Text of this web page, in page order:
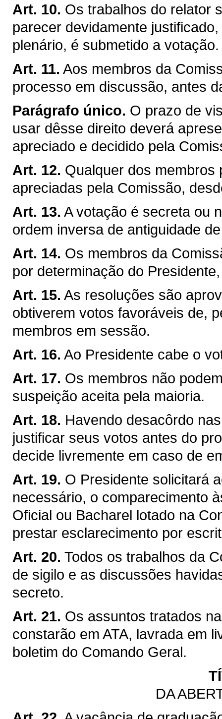
Art. 10. Os trabalhos do relator
parecer devidamente
plenário, é submetido a votação.
Art. 11. Aos membros da
processo em discussão, antes
Parágrafo único. O prazo de
usar dêsse direito deverá
apreciado e decidido pela
Art. 12. Qualquer dos membros
apreciadas pela Comissão,
Art. 13. A votação é secreta ou
ordem inversa de antiguidade
Art. 14. Os membros da
por determinação do
Art. 15. As resoluções são
obtiverem votos favoráveis de,
membros em sessão.
Art. 16. Ao Presidente cabe o
Art. 17. Os membros não
suspeição aceita pela maioria.
Art. 18. Havendo desacôrdo
justificar seus votos antes do
decide livremente em caso de
Art. 19. O Presidente solicitará
necessário, o comparecimento
Oficial ou Bacharel lotado na
prestar esclarecimento por
Art. 20. Todos os trabalhos da
de sigilo e as discussões
secreto.
Art. 21. Os assuntos tratados
constarão em ATA, lavrada em
boletim do Comando Geral.
DA